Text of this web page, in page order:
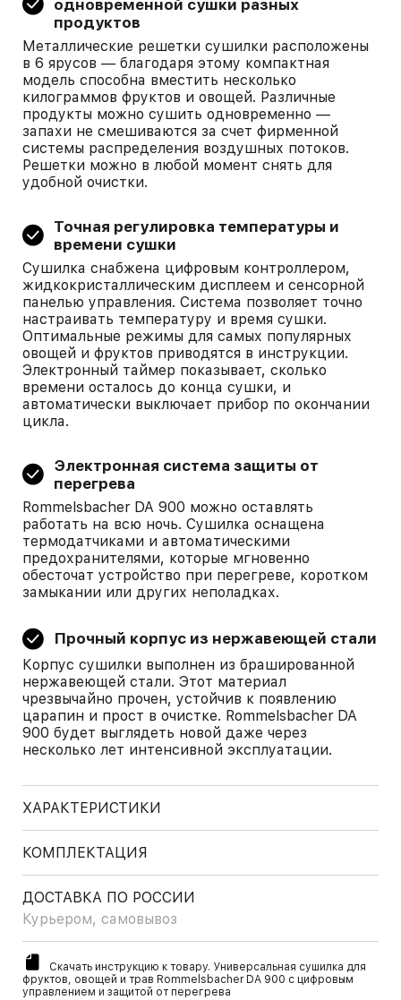
одновременной сушки разных
продуктов
Металлические решетки сушилки расположены
в 6 ярусов — благодаря этому компактная
модель способна вместить несколько
килограммов фруктов и овощей. Различные
продукты можно сушить одновременно —
запахи не смешиваются за счет фирменной
системы распределения воздушных потоков.
Решетки можно в любой момент снять для
удобной очистки.
Точная регулировка температуры и
времени сушки
Сушилка снабжена цифровым контроллером,
жидкокристаллическим дисплеем и сенсорной
панелью управления. Система позволяет точно
настраивать температуру и время сушки.
Оптимальные режимы для самых популярных
овощей и фруктов приводятся в инструкции.
Электронный таймер показывает, сколько
времени осталось до конца сушки, и
автоматически выключает прибор по окончании
цикла.
Электронная система защиты от
перегрева
Rommelsbacher DA 900 можно оставлять
работать на всю ночь. Сушилка оснащена
термодатчиками и автоматическими
предохранителями, которые мгновенно
обесточат устройство при перегреве, коротком
замыкании или других неполадках.
Прочный корпус из нержавеющей стали
Корпус сушилки выполнен из брашированной
нержавеющей стали. Этот материал
чрезвычайно прочен, устойчив к появлению
царапин и прост в очистке. Rommelsbacher DA
900 будет выглядеть новой даже через
несколько лет интенсивной эксплуатации.
ХАРАКТЕРИСТИКИ
КОМПЛЕКТАЦИЯ
ДОСТАВКА ПО РОССИИ
Курьером, самовывоз
Скачать инструкцию к товару. Универсальная сушилка для
фруктов, овощей и трав Rommelsbacher DA 900 с цифровым
управлением и защитой от перегрева